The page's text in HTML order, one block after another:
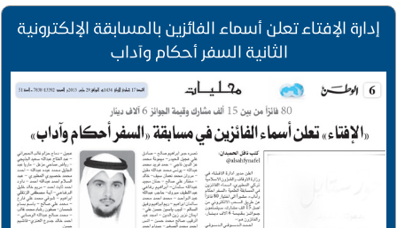
إدارة الإفتاء تعلن أسماء الفائزين بالمسابقة الإلكترونية
الثانية السفر أحكام وآداب